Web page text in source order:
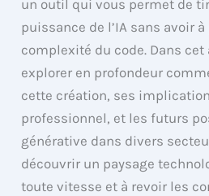
un outil qui vous permet de
puissance de l’IA sans avoir
complexité du code. Dans
explorer en profondeur
cette création, ses
professionnel, et les futurs
générative dans divers
découvrir un paysage
toute vitesse et à revoir les